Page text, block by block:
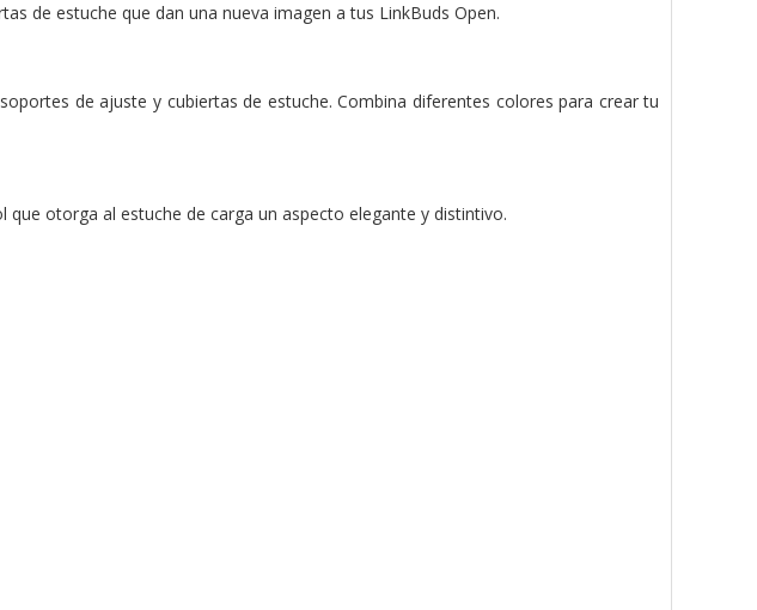
de estuche que dan una nueva imagen a tus LinkBuds Open.
de ajuste y cubiertas de estuche. Combina diferentes colores para crear tu
otorga al estuche de carga un aspecto elegante y distintivo.